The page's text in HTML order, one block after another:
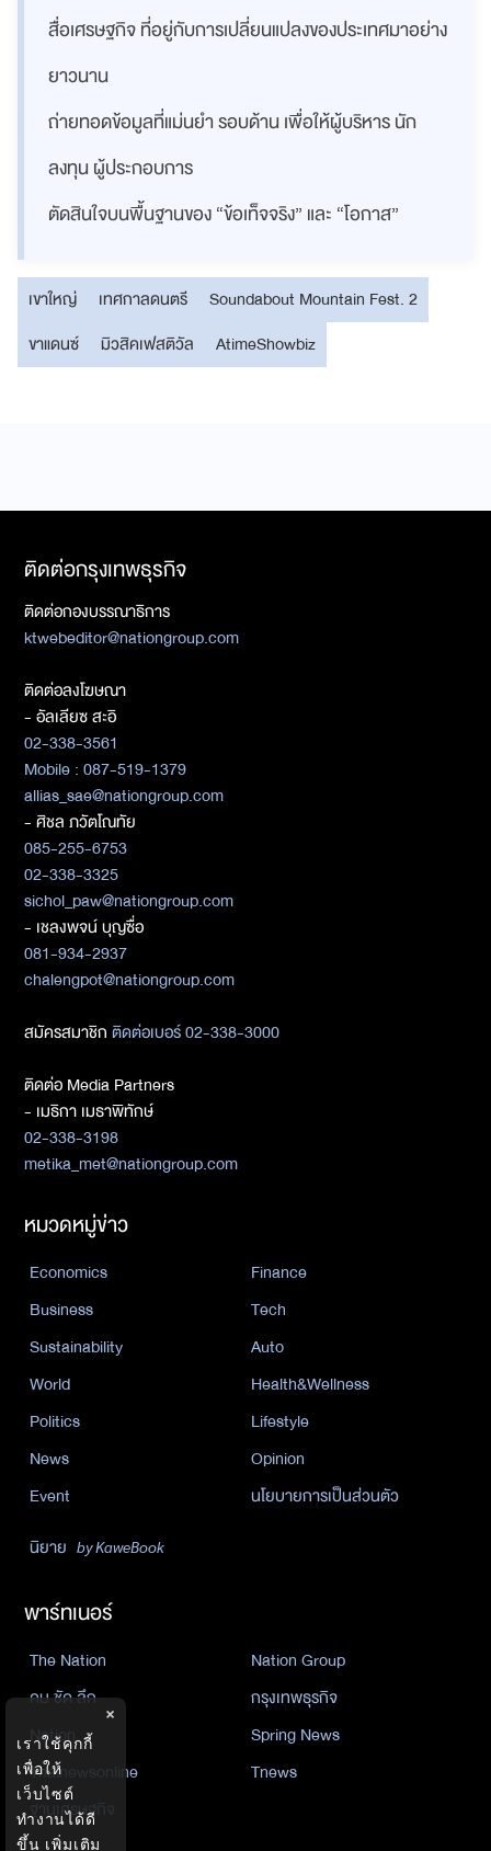
สื่อเศรษฐกิจ ที่อยู่กับการเปลี่ยนแปลงของประเทศมาอย่าง
ยาวนาน
ถ่ายทอดข้อมูลที่แม่นยำ รอบด้าน เพื่อให้ผู้บริหาร นัก
ลงทุน ผู้ประกอบการ
ตัดสินใจบนพื้นฐานของ “ข้อเท็จจริง” และ “โอกาส”
เขาใหญ่ เทศกาลดนตรี
Soundabout Mountain Fest. 2
ขาแดนซ์
มิวสิคเฟสติวัล AtimeShowbiz
ติดต่อกรุงเทพธุรกิจ
ติดต่อกองบรรณาธิการ
ktwebeditor@nationgroup.com
ติดต่อลงโฆษณา
- อัลเลียซ สะอิ
02-338-3561
Mobile : 087-519-1379
allias_sae@nationgroup.com
- ศิชล ภวัตโณทัย
085-255-6753
02-338-3325
sichol_paw@nationgroup.com
- เชลงพจน์ บุญซื่อ
081-934-2937
chalengpot@nationgroup.com
สมัครสมาชิกติดต่อเบอร์ 02-338-3000
ติดต่อ Media Partners
- เมธิกา เมธาพิทักษ์
02-338-3198
metika_met@nationgroup.com
หมวดหมู่ข่าว
Economics
Finance
Business
Tech
Sustainability
Auto
World
Health&Wellness
Politics
Lifestyle
News
Opinion
Event
นโยบายการเป็นส่วนตัว
นิยาย by KaweBook
พาร์ทเนอร์
The Nation
Nation Group
คม ชัด ลึก
กรุงเทพธุรกิจ
Nation
Spring News
Thainewsonline
Tnews
ฐานเศรษฐกิจ
×
เราใช้คุกกี้
เพื่อให้
เว็บไซต์
ทำงานได้ดี
ขึ้น เพิ่มเติม